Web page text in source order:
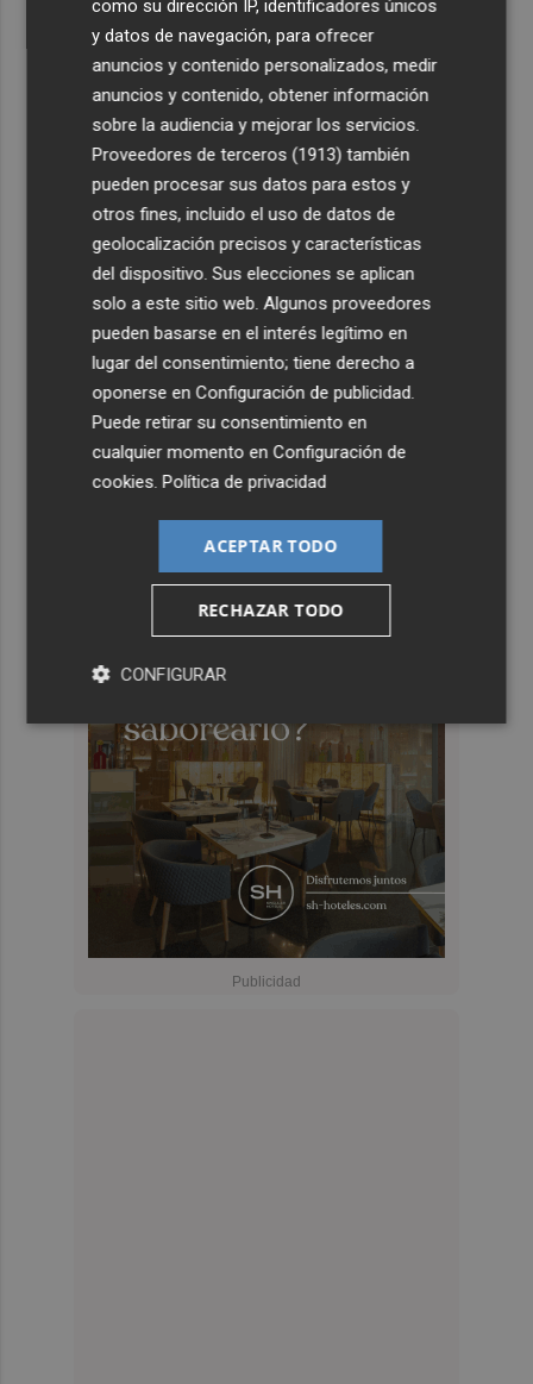
como su dirección IP, identificadores únicos
y datos de navegación, para ofrecer
anuncios y contenido personalizados, medir
anuncios y contenido, obtener información
sobre la audiencia y mejorar los servicios.
Proveedores de terceros (1913) también
pueden procesar sus datos para estos y
otros fines, incluido el uso de datos de
geolocalización precisos y características
del dispositivo. Sus elecciones se aplican
solo a este sitio web. Algunos proveedores
pueden basarse en el interés legítimo en
lugar del consentimiento; tiene derecho a
oponerse enConfiguración de publicidad
Puede retirar su consentimiento en
cualquier momento enConfiguración de
cookies .Política de privacidad
ACEPTAR TODO
RECHAZAR TODO
CONFIGURAR